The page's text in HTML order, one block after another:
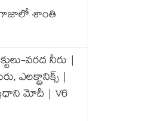
: గాజాలో శాంతి
వరద నీరు |
ఎలక్ట్రానిక్స్ |
మోదీ | V6